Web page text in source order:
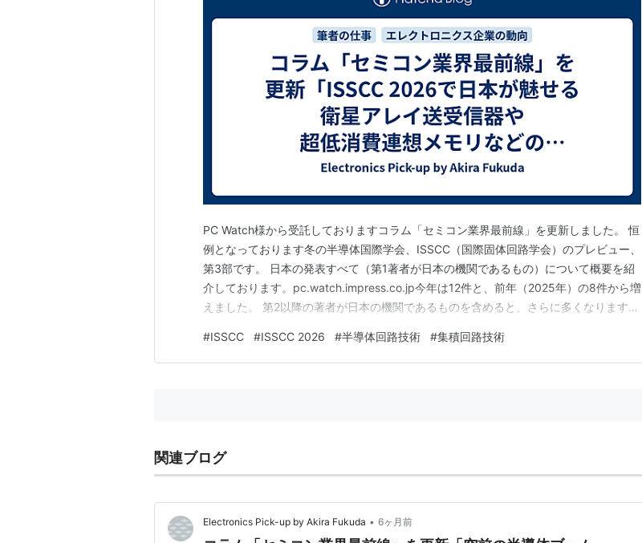
PC Watch様から受託しておりますコラム「セミコン業界最前線」を更新しました。 恒
例となっております冬の半導体国際学会、ISSCC（国際固体回路学会）のプレビュー、
第3部です。 日本の発表すべて（第1著者が日本の機関であるもの）について概要を紹
介しております。pc.watch.impress.co.jp今年は12件と、前年（2025年）の8件から増
えました。 第2以降の著者が日本の機関であるものを含めると、さらに多くなります。
ルネサス エレクトロニクス ソニーセミコンダクタソリューションズ 東芝 京都大学
東…
#ISSCC #ISSCC 2026 #半導体回路技術 #集積回路技術
関連ブログ
Electronics Pick-up by Akira Fukuda • 6ヶ月前